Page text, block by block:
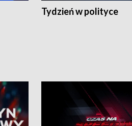
Tydzień w polityce